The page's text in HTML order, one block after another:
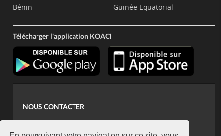
Bénin
Guinée Equatorial
Télécharger l'application KOACI
NOUS CONTACTER